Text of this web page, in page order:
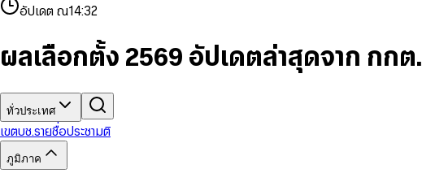
9 9
5
7
8
993
5
6
8
9
84
6
7
9
3
5
6
8
9
7
9
อัปเดต ณ14:32
ผลเลือกตั้ง 2569 อัปเดตล่าสุดจาก กกต.
ทั่วประเทศ
เขตบช.รายชื่อประชามติ
ภูมิภาค